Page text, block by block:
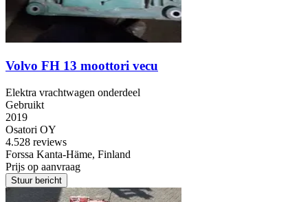
Volvo FH 13 moottori vecu
Elektra vrachtwagen onderdeel
Gebruikt
2019
Osatori OY
4.528 reviews
Forssa Kanta-Häme, Finland
Prijs op aanvraag
Stuur bericht